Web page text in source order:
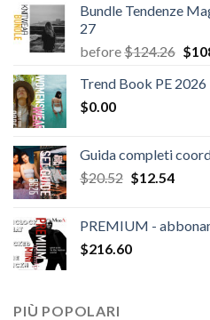
Bundle Tendenze
27
before$124.26 Il
$
Trend Book PE 2026
$0.00
Guida completi
$20.52 Il
era:
$20.52.
$12.54Il
è:
PREMIUM -
$216.60
PIÙ POPOLARI